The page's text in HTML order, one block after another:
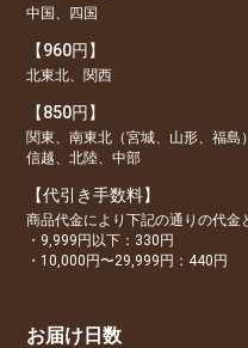
中国、四国
【960円】
北東北、関西
【850円】
関東、南東北（宮城、山形、福島）
信越、北陸、中部
【代引き手数料】
商品代金により下記の通りの代金
・9,999円以下：330円
・10,000円〜29,999円：440円
お届け日数